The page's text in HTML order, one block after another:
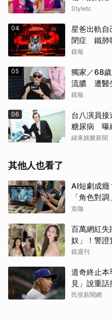
Styletc
04
星爸出軌自
閉症 鐵肺
鏡報
05
獨家／68
流膿 遭醫
力交瘁曝現況
鏡報
06
台八演員
糖尿病 曝
緯來娛樂新聞
其他人也看了
AI短劇成癮
「角色對
造咖
百萬網紅失
奴」！警
況曝光
鏡週刊
道奇終止本
見」說重
民視新聞網